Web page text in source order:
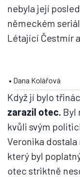
nebyla její
německém
Létající Čestmír
• Dana Kolářová
Když jí bylo
zarazil otec. Byl
kvůli svým
Veronika
který byl
otec striktně